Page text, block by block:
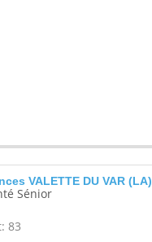
VALETTE DU VAR (LA)
Sénior
83